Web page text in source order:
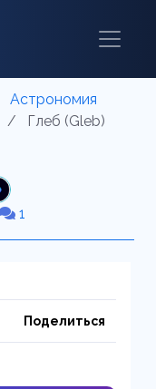
Астрономия
Глеб (Gleb)
1
Поделиться